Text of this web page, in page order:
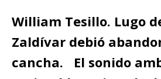
William Tesillo. Lugo
Zaldívar debió
cancha. El sonido